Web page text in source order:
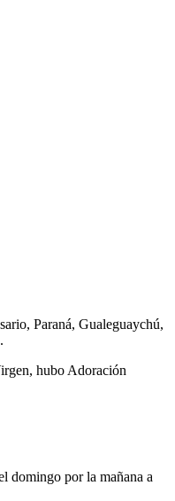
Paraná, Gualeguaychú,
hubo Adoración
domingo por la mañana a